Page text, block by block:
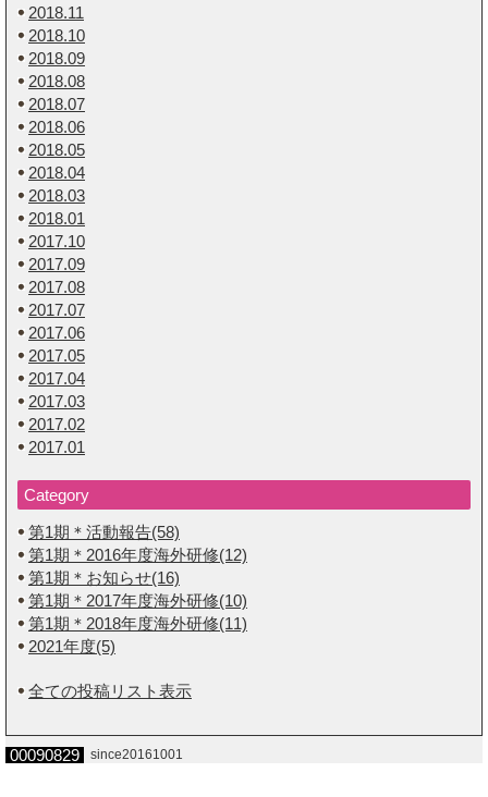
2018.11
2018.10
2018.09
2018.08
2018.07
2018.06
2018.05
2018.04
2018.03
2018.01
2017.10
2017.09
2017.08
2017.07
2017.06
2017.05
2017.04
2017.03
2017.02
2017.01
Category
第1期＊活動報告(58)
第1期＊2016年度海外研修(12)
第1期＊お知らせ(16)
第1期＊2017年度海外研修(10)
第1期＊2018年度海外研修(11)
2021年度(5)
全ての投稿リスト表示
00090829 since20161001